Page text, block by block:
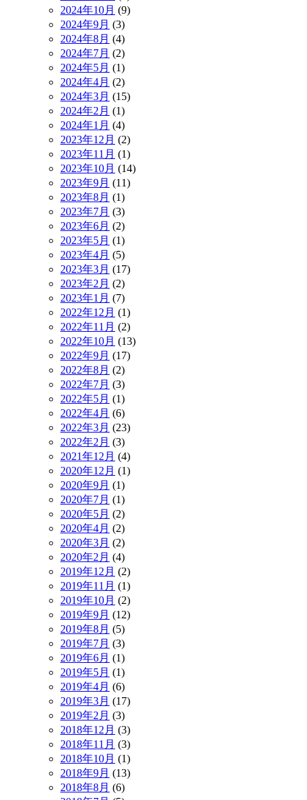
2024年10月 (9)
2024年9月 (3)
2024年8月 (4)
2024年7月 (2)
2024年5月 (1)
2024年4月 (2)
2024年3月 (15)
2024年2月 (1)
2024年1月 (4)
2023年12月 (2)
2023年11月 (1)
2023年10月 (14)
2023年9月 (11)
2023年8月 (1)
2023年7月 (3)
2023年6月 (2)
2023年5月 (1)
2023年4月 (5)
2023年3月 (17)
2023年2月 (2)
2023年1月 (7)
2022年12月 (1)
2022年11月 (2)
2022年10月 (13)
2022年9月 (17)
2022年8月 (2)
2022年7月 (3)
2022年5月 (1)
2022年4月 (6)
2022年3月 (23)
2022年2月 (3)
2021年12月 (4)
2020年12月 (1)
2020年9月 (1)
2020年7月 (1)
2020年5月 (2)
2020年4月 (2)
2020年3月 (2)
2020年2月 (4)
2019年12月 (2)
2019年11月 (1)
2019年10月 (2)
2019年9月 (12)
2019年8月 (5)
2019年7月 (3)
2019年6月 (1)
2019年5月 (1)
2019年4月 (6)
2019年3月 (17)
2019年2月 (3)
2018年12月 (3)
2018年11月 (3)
2018年10月 (1)
2018年9月 (13)
2018年8月 (6)